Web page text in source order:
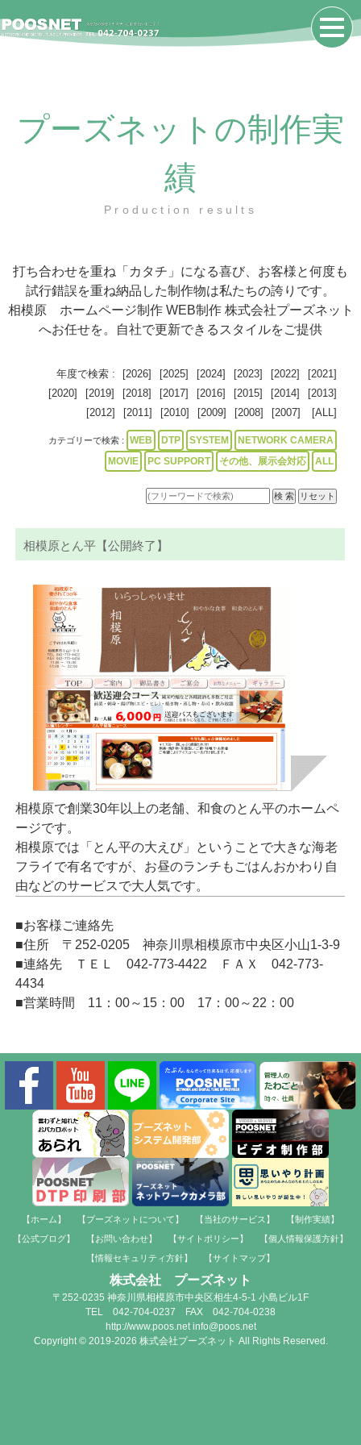
プーズネットの制作実
績
Production results
打ち合わせを重ね「カタチ」になる喜び、お客様と何度も
試行錯誤を重ね納品した制作物は私たちの誇りです。
相模原 ホームページ制作 WEB制作 株式会社プーズネット
へお任せを。自社で更新できるスタイルをご提供
年度で検索 : [2026] [2025] [2024] [2023] [2022]
[2021]
[2020]
[2019] [2018] [2017] [2016] [2015] [2014]
[2013]
[2012]
[2011] [2010] [2009] [2008] [2007] [ALL]
カテゴリーで検索 : WEB DTP SYSTEM
NETWORK CAMERA
MOVIE
PC SUPPORT その他、展示会対応 ALL
相模原とん平【公開終了】
相模原で創業30年以上の老舗、和食のとん平のホームペ
ージです。
相模原では「とん平の大えび」ということで大きな海老
フライで有名ですが、お昼のランチもごはんおかわり自
由などのサービスで大人気です。
■お客様ご連絡先
■住所 〒252-0205 神奈川県相模原市中央区小山1-3-9
■連絡先 ＴＥＬ 042-773-4422 ＦＡＸ 042-773-
4434
■営業時間 11：00～15：00 17：00～22：00
【ホーム】 【プーズネットについて】 【当社のサービス】
【制作実績】
【公式ブログ】
【お問い合わせ】 【サイトポリシー】
【個人情報保護方針】
【情報セキュリティ方針】
【サイトマップ】
株式会社 プーズネット
〒252-0235 神奈川県相模原市中央区相生4-5-1 小島ビル1F
TEL 042-704-0237 FAX 042-704-0238
http://www.poos.net info@poos.net
Copyright © 2019-2026 株式会社プーズネット All Rights Reserved.